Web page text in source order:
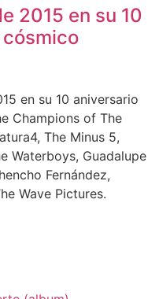
2015 en su 10
en su 10 aniversario
Champions of The
The Minus 5,
Waterboys, Guadalupe
Fernández,
Wave Pictures.